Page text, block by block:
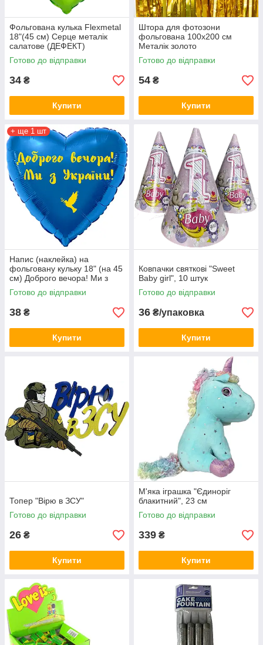
Фольгована кулька Flexmetal
18"(45 см) Серце металік
салатове (ДЕФЕКТ)
Готово до відправки
34 ₴
Купити
Штора для фотозони
фольгована 100х200 см
Металік золото
Готово до відправки
54 ₴
Купити
+ ще 1 шт
Напис (наклейка) на
фольговану кульку 18" (на 45
см) Доброго вечора! Ми з
України! (будь-який колір)
Готово до відправки
38 ₴
Купити
Ковпачки святкові "Sweet
Baby girl", 10 штук
Готово до відправки
36 ₴/упаковка
Купити
Топер "Вірю в ЗСУ"
Готово до відправки
26 ₴
Купити
М'яка іграшка "Єдиноріг
блакитний", 23 см
Готово до відправки
339 ₴
Купити